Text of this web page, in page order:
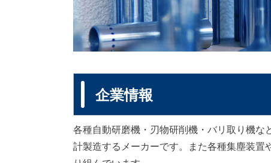
企業情報
各種自動研磨機・刃物研削機・バリ取り機
計製造するメーカーです。また各種集塵装置